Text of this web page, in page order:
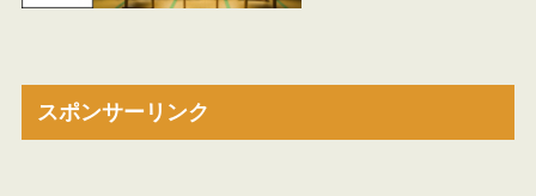
スポンサーリンク